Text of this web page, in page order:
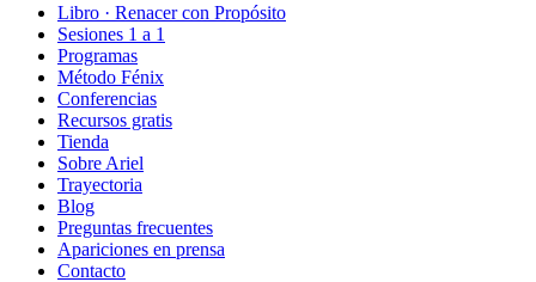
Libro · Renacer con Propósito
Sesiones 1 a 1
Programas
Método Fénix
Conferencias
Recursos gratis
Tienda
Sobre Ariel
Trayectoria
Blog
Preguntas frecuentes
Apariciones en prensa
Contacto